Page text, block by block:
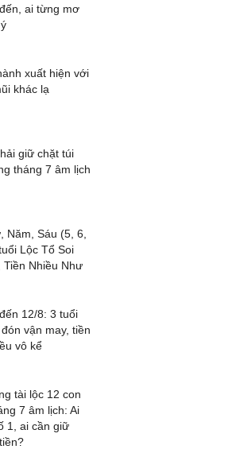
ai từng mơ
xuất hiện với
khác lạ
giữ chặt túi
tháng 7 âm lịch
Năm, Sáu (5, 6,
Lộc Tổ Soi
Nhiều Như
12/8: 3 tuổi
vận may, tiền
vô kể
tài lộc 12 con
7 âm lịch: Ai
1, ai cần giữ